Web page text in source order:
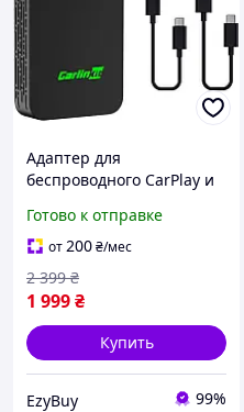
Адаптер для
беспроводного CarPlay и
переходник для
проводного штатного
карплея с Bluetooth
Готово к отправке
от200₴/мес
1 999₴
2 399 ₴
Купить
EzyBuy 99%